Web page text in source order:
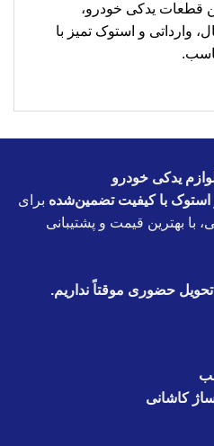
قطعات یدکی خودرو،
وارداتی و استوک تمیز با
یدکی خودرو
استوک با کیفیت تضمین‌شده برای
با بهترین قیمت و پشتیبانی
حضوری موقتاً نداریم.
کاشانی